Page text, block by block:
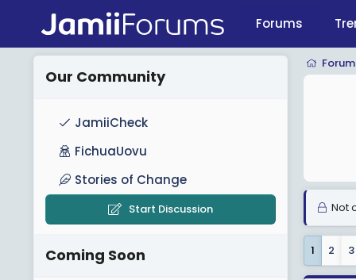
Forums
Not
1 2 3
Our Community
JamiiCheck
FichuaUovu
Stories of Change
Start Discussion
Coming Soon